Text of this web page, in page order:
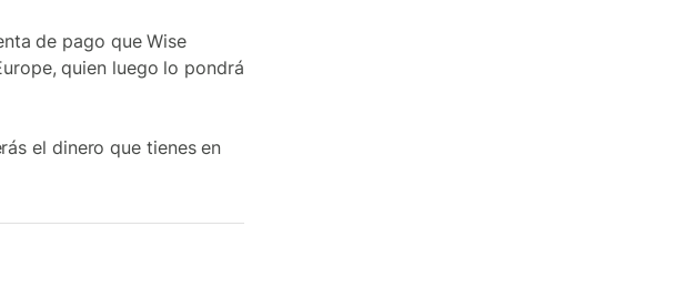
de pago que Wise
quien luego lo pondrá
el dinero que tienes en